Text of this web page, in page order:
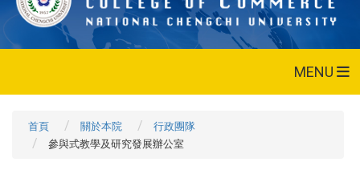
MENU
首頁 關於本院
行政團隊
參與式教學及研究發展辦公室